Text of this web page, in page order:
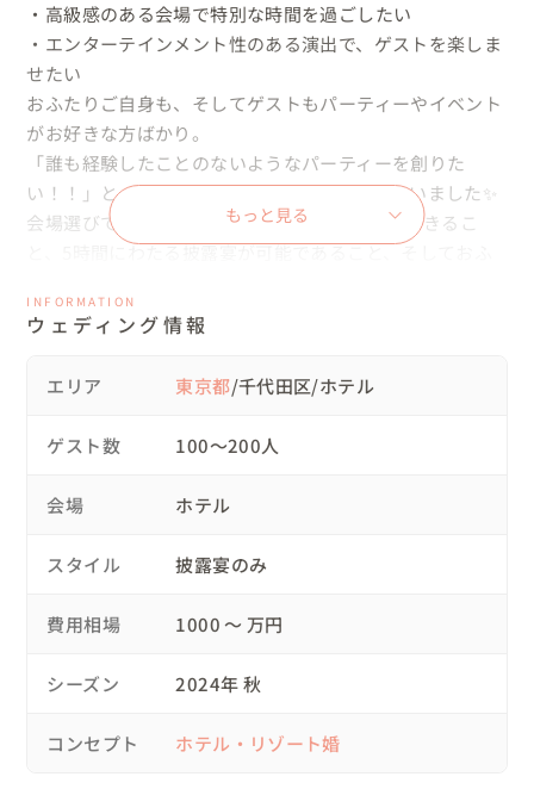
・高級感のある会場で特別な時間を過ごしたい
・エンターテインメント性のある演出で、ゲストを楽しま
せたい
おふたりご自身も、そしてゲストもパーティーやイベント
がお好きな方ばかり。
「誰も経験したことのないようなパーティーを創りた
い！！」と、様々なアイデアをお聞かせくださいました✨
会場選びでは、100名を超えるゲストをお迎えできるこ
と、5時間にわたる披露宴が可能であること、そしておふ
て検討。
いくつかの候補の中から、柔軟な対応が可能な今回の会場
たくない」というご希望もあり、
そのものがストーリーを描くような演出に。
テーマは『four seasons融合』
季を旅するような世界観を表現。
クワクしながら楽しんでいただけるパーティーを目指しま
もっと見る
INFORMATION
ウェディング情報
エリア 東京都/千代田区/ホテル
ゲスト数 100〜200人
会場 ホテル
スタイル 披露宴のみ
費用相場 1000 〜 万円
シーズン 2024年 秋
コンセプト ホテル・リゾート婚